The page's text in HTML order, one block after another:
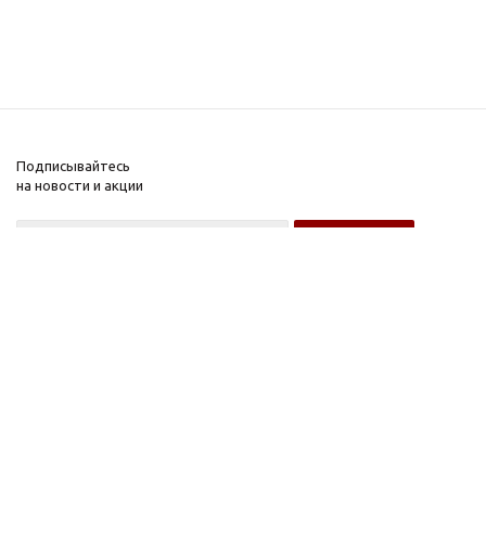
Подписывайтесь
на новости и акции